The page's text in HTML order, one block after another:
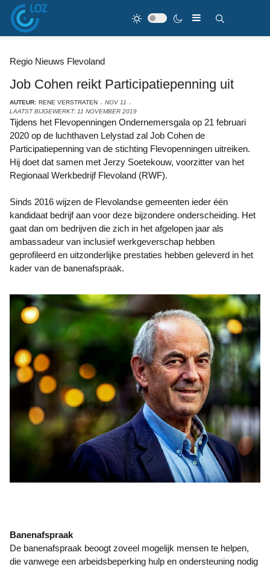
Regio Nieuws Flevoland
Job Cohen reikt Participatiepenning uit
AUTEUR: RENE VERSTRATEN
NOV 11
LAATST BIJGEWERKT: 11 NOVEMBER 2019
Tijdens het Flevopenningen Ondernemersgala op 21 februari
2020 op de luchthaven Lelystad zal Job Cohen de
Participatiepenning van de stichting Flevopenningen uitreiken.
Hij doet dat samen met Jerzy Soetekouw, voorzitter van het
Regionaal Werkbedrijf Flevoland (RWF).
Sinds 2016 wijzen de Flevolandse gemeenten ieder één
kandidaat bedrijf aan voor deze bijzondere onderscheiding. Het
gaat dan om bedrijven die zich in het afgelopen jaar als
ambassadeur van inclusief werkgeverschap hebben
geprofileerd en uitzonderlijke prestaties hebben geleverd in het
kader van de banenafspraak.
Banenafspraak
De banenafspraak beoogt zoveel mogelijk mensen te helpen,
die vanwege een arbeidsbeperking hulp en ondersteuning nodig